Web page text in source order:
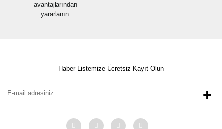
avantajlarından
yararlanın.
Haber Listemize Ücretsiz Kayıt Olun
+